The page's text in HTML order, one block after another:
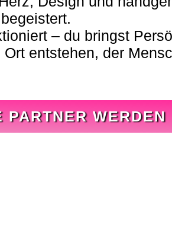
begeistert.
– du bringst
Ort entstehen, der
PARTNER WERDEN